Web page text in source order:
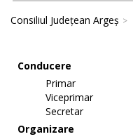
Consiliul Județean Argeș
Conducere
Primar
Viceprimar
Secretar
Organizare